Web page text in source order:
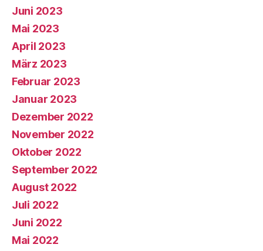
Juni 2023
Mai 2023
April 2023
März 2023
Februar 2023
Januar 2023
Dezember 2022
November 2022
Oktober 2022
September 2022
August 2022
Juli 2022
Juni 2022
Mai 2022